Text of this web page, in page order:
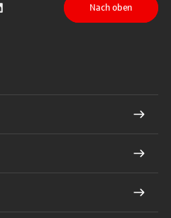
auf TikTokauf LinkedIn
Nach oben